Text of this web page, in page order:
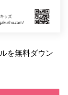
を無料ダウン